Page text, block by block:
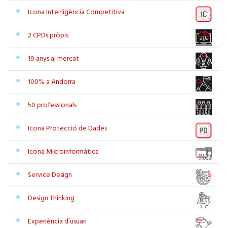
Icona Intel·ligència Competitiva
2 CPDs pròpis
19 anys al mercat
100% a Andorra
50 professionals
Icona Protecció de Dades
Icona Microinformàtica
Service Design
Design Thinking
Experiència d’usuari